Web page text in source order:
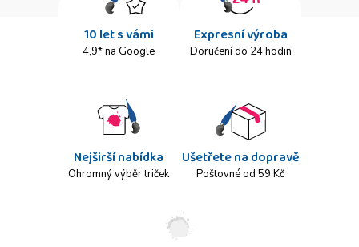
10 let s vámi
4,9* na Google
Expresní výroba
Doručení do 24 hodin
Nejširší nabídka
Ohromný výběr triček
Ušetřete na dopravě
Poštovné od 59 Kč